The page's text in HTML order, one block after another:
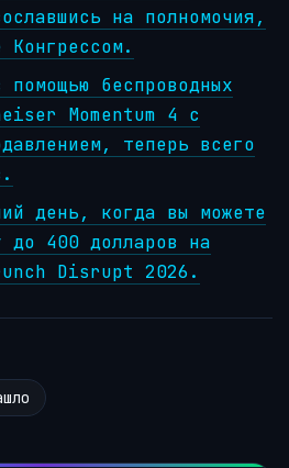
на полномочия,
Конгрессом.
беспроводных
Momentum 4 с
теперь всего
день, когда вы можете
до 400 долларов на
Disrupt 2026.